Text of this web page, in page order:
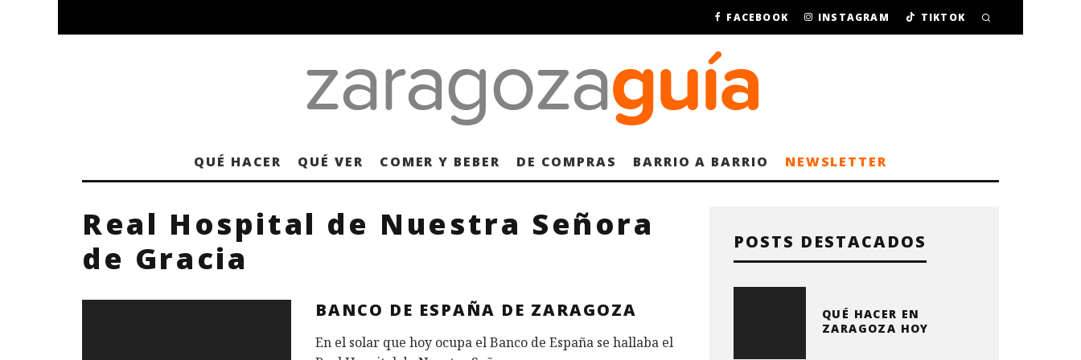
FACEBOOK INSTAGRAM TIKTOK
QUÉ HACER QUÉ VER COMER Y BEBER DE COMPRAS BARRIO A BARRIO NEWSLETTER
Real Hospital de Nuestra Señora
de Gracia
BANCO DE ESPAÑA DE ZARAGOZA
En el solar que hoy ocupa el Banco de España se hallaba el
POSTS DESTACADOS
QUÉ HACER EN
ZARAGOZA HOY